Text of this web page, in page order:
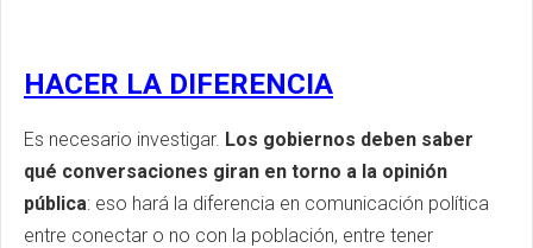
HACER LA DIFERENCIA
Es necesario investigar. Los gobiernos deben saber
qué conversaciones giran en torno a la opinión
pública: eso hará la diferencia en comunicación política
entre conectar o no con la población, entre tener